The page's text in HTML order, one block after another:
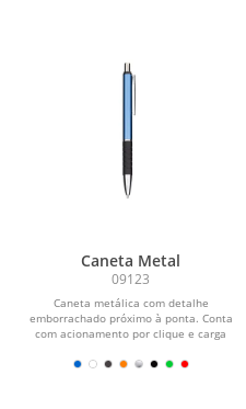
Caneta Metal
09123
Caneta metálica com detalhe
emborrachado próximo à ponta. Conta
com acionamento por clique e carga